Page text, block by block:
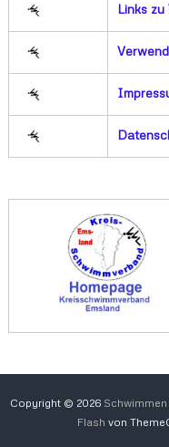
Links zu
Copyright © 2026
Flash von